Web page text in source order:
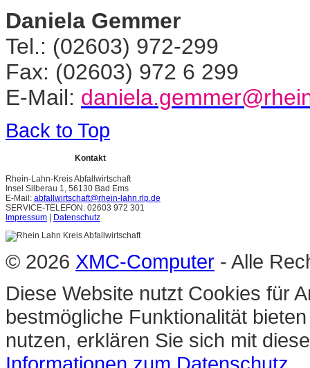
Daniela Gemmer
Tel.: (02603) 972-299
Fax: (02603) 972 6 299
E-Mail:
Back to Top
Kontakt
Rhein-Lahn-Kreis Abfallwirtschaft
Insel Silberau 1, 56130 Bad Ems
E-Mail: abfallwirtschaft@rhein-lahn.rlp.de
SERVICE-TELEFON: 02603 972 301
Impressum | Datenschutz
© 2026 XMC-Computer - Alle
Diese Website nutzt Cookies für
bestmögliche Funktionalität
nutzen, erklären Sie sich mit
Informationen zum Datenschutz